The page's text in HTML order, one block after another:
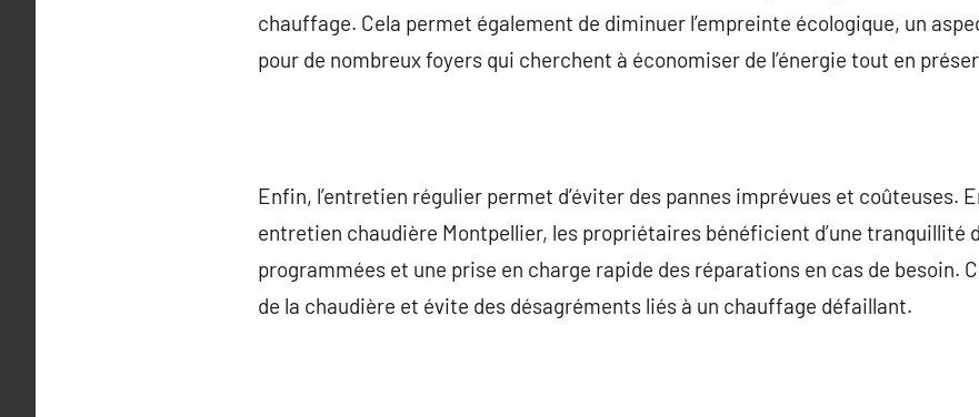
chauffage. Cela permet également de diminuer l’empreinte écologique, un
pour de nombreux foyers qui cherchent à économiser de l’énergie tout en
Enfin, l’entretien régulier permet d’éviter des pannes imprévues et coûteuses.
entretien chaudière Montpellier, les propriétaires bénéficient d’une tranquillité
programmées et une prise en charge rapide des réparations en cas de besoin.
de la chaudière et évite des désagréments liés à un chauffage défaillant.